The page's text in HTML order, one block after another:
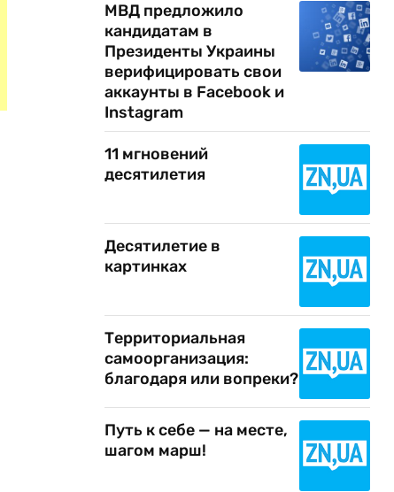
МВД предложило
кандидатам в
Президенты Украины
верифицировать свои
аккаунты в Facebook и
Instagram
11 мгновений
десятилетия
Десятилетие в
картинках
Территориальная
самоорганизация:
благодаря или вопреки?
Путь к себе — на месте,
шагом марш!